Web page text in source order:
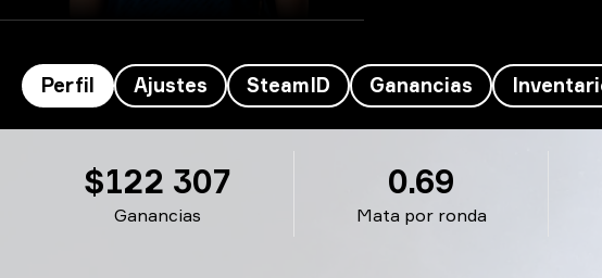
Perfil Ajustes SteamID Ganancias
Ganancias
$122 307
Mata por ronda
0.69